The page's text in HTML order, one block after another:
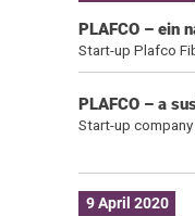
PLAFCO – ein
Start-up Plafco
PLAFCO – a
Start-up
9 April 2020